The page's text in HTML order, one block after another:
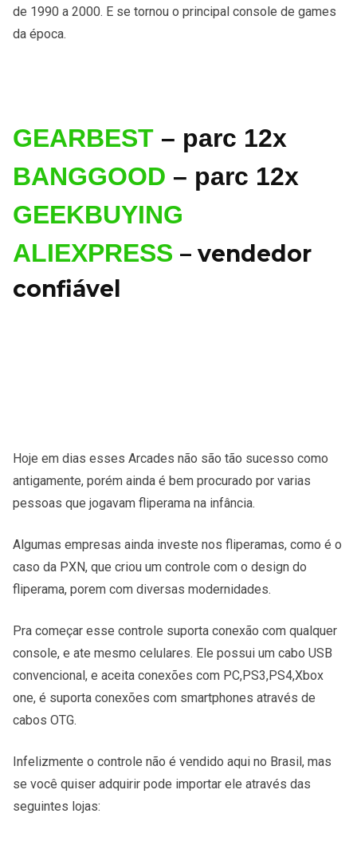
de 1990 a 2000. E se tornou o principal console de games
da época.
GEARBEST – parc 12x
BANGGOOD – parc 12x
GEEKBUYING
ALIEXPRESS – vendedor
confiável
Hoje em dias esses Arcades não são tão sucesso como
antigamente, porém ainda é bem procurado por varias
pessoas que jogavam fliperama na infância.
Algumas empresas ainda investe nos fliperamas, como é o
caso da PXN, que criou um controle com o design do
fliperama, porem com diversas modernidades.
Pra começar esse controle suporta conexão com qualquer
console, e ate mesmo celulares. Ele possui um cabo USB
convencional, e aceita conexões com PC,PS3,PS4,Xbox
one, é suporta conexões com smartphones através de
cabos OTG.
Infelizmente o controle não é vendido aqui no Brasil, mas
se você quiser adquirir pode importar ele através das
seguintes lojas: